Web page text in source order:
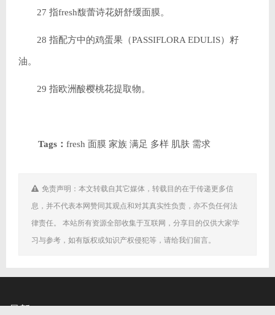
27 指fresh馥蕾诗花妍舒缓面膜。
28 指配方中的鸡蛋果（PASSIFLORA EDULIS）籽
油。
29 指欧洲酸樱桃花提取物。
Tags： fresh 面膜 家族 满足 多样 肌肤 需求
免责声明：本文转载自其它媒体，转载目的在于传递更多信
息，并不代表本网赞同其观点和对其真实性负责，亦不负任何法
律责任。 本站所有资源全部收集于互联网，分享目的仅供大家学
习与参考，如有版权或知识产权侵犯等，请给我们留言。
最新